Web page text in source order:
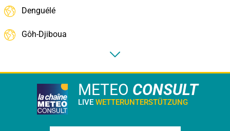
Denguélé
Gôh-Djiboua
METEO CONSULT
LIVE WETTERUNTERSTÜTZUNG